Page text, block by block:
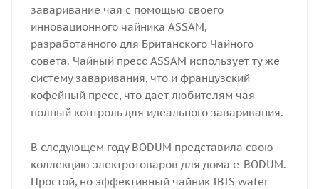
заваривание чая с помощью своего
инновационного чайника ASSAM,
разработанного для Британского Чайного
совета. Чайный пресс ASSAM использует ту же
систему заваривания, что и французский
кофейный пресс, что дает любителям чая
полный контроль для идеального заваривания.
В следующем году BODUM представила свою
коллекцию электротоваров для дома e-BODUM.
Простой, но эффективный чайник IBIS water